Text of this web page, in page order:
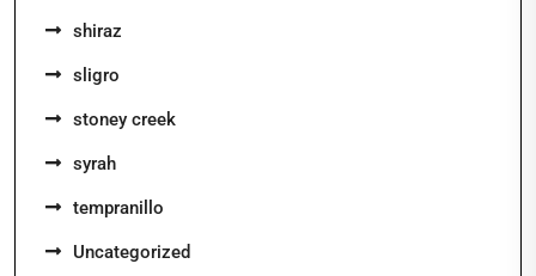
shiraz
sligro
stoney creek
syrah
tempranillo
Uncategorized